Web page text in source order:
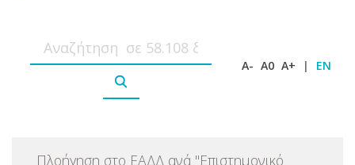
A- A0 A+ | EN
Πλοήγηση στο ΕΑΔΔ ανά "Επιστημονικό